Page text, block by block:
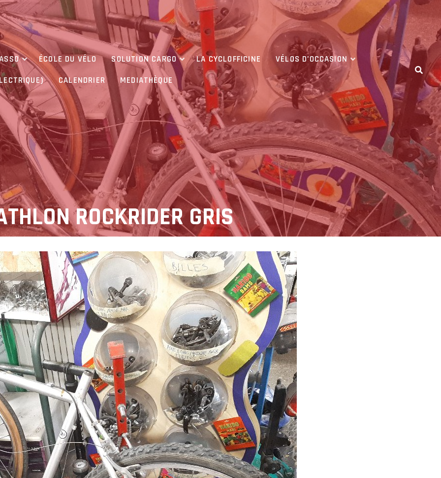
ÉCOLE DU VÉLO SOLUTION CARGO LA CYCLOFFICINE
VÉLOS D’OCCASION
CALENDRIER MEDIATHÈQUE
ROCKRIDER GRIS